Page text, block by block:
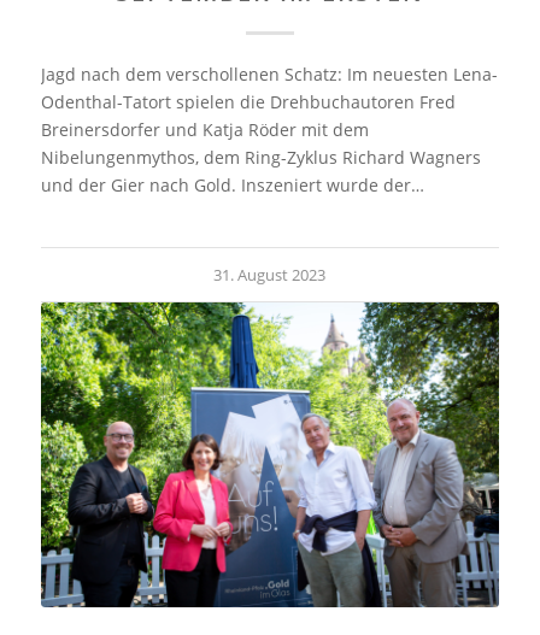
Jagd nach dem verschollenen Schatz: Im neuesten Lena-
Odenthal-Tatort spielen die Drehbuchautoren Fred
Breinersdorfer und Katja Röder mit dem
Nibelungenmythos, dem Ring-Zyklus Richard Wagners
und der Gier nach Gold. Inszeniert wurde der…
31. August 2023